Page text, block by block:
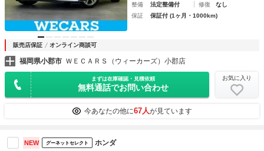
整備
法定整備付 修復
なし
保証
保証付 (1ヶ月・1000km)
販売店保証 オンライン商談可
福岡県小郡市 ＷＥＣＡＲＳ（ウィーカーズ）小郡店
まずは在庫確認・見積依頼
無料通話でお問い合わせ
お気に入り
今あなたの他に67人が見ています
NEW グーネットセレクト ホンダ